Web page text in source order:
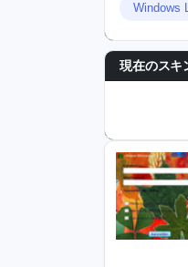
Windows
現在のス